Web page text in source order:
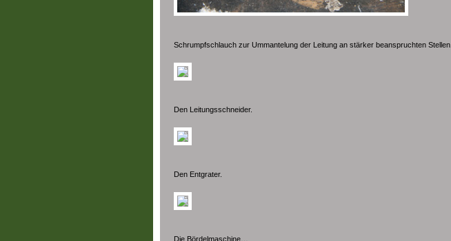
Schrumpfschlauch zur Ummantelung der Leitung an stärker beanspruchten Stellen.
Den Leitungsschneider.
Den Entgrater.
Die Bördelmaschine…